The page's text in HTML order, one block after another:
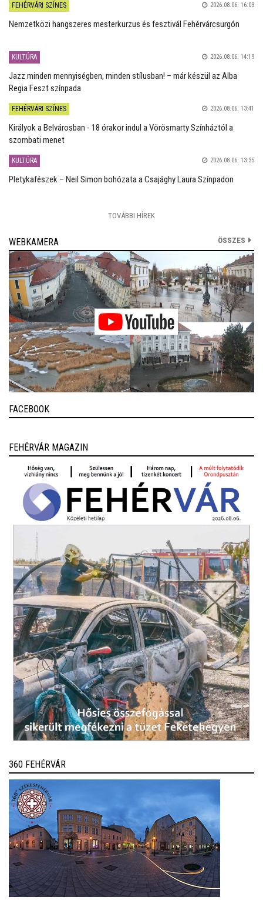
FEHÉRVÁRI SZÍNES 2026.08.06. 16:03
Nemzetközi hangszeres mesterkurzus és fesztivál Fehérvárcsurgón
KULTÚRA 2026.08.06. 14:19
Jazz minden mennyiségben, minden stílusban! – már készül az Alba
Regia Feszt színpada
FEHÉRVÁRI SZÍNES 2026.08.06. 13:41
Királyok a Belvárosban - 18 órakor indul a Vörösmarty Színháztól a
szombati menet
KULTÚRA 2026.08.06. 13:35
Pletykafészek – Neil Simon bohózata a Csajághy Laura Színpadon
TOVÁBBI HÍREK
WEBKAMERA ÖSSZES
FACEBOOK
FEHÉRVÁR MAGAZIN
360 FEHÉRVÁR